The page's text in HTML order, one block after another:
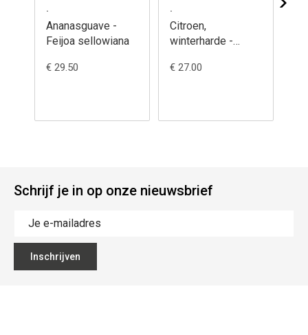
.
Ananasguave -
Feijoa sellowiana
€ 29.50
.
Citroen,
winterharde -
citrumelo'
€ 27.00
Schrijf je in op onze nieuwsbrief
Inschrijven